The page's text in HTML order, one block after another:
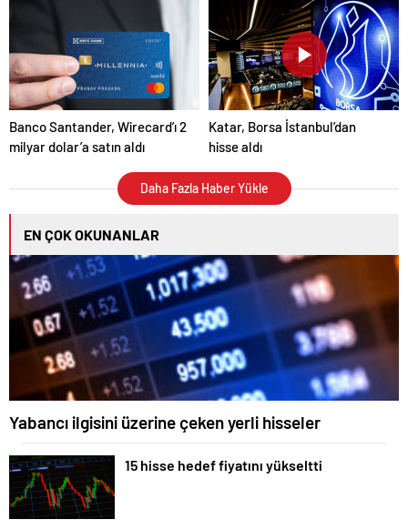
Banco Santander, Wirecard’ı 2
milyar dolar’a satın aldı
Katar, Borsa İstanbul’dan
hisse aldı
Daha Fazla Haber Yükle
EN ÇOK OKUNANLAR
Yabancı ilgisini üzerine çeken yerli hisseler
15 hisse hedef fiyatını yükseltti